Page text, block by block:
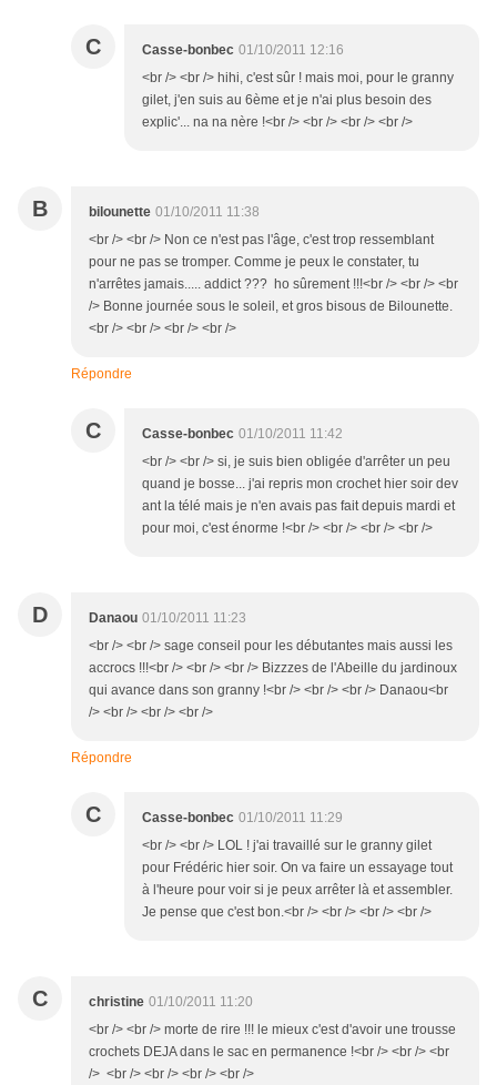
C Casse-bonbec 01/10/2011 12:16
<br /> <br /> hihi, c'est sûr ! mais moi, pour le granny
gilet, j'en suis au 6ème et je n'ai plus besoin des
explic'... na na nère !<br /> <br /> <br /> <br />
B bilounette 01/10/2011 11:38
<br /> <br /> Non ce n'est pas l'âge, c'est trop ressemblant
pour ne pas se tromper. Comme je peux le constater, tu
n'arrêtes jamais..... addict ??? ho sûrement !!!<br /> <br /> <br
/> Bonne journée sous le soleil, et gros bisous de Bilounette.
<br /> <br /> <br /> <br />
Répondre
C Casse-bonbec 01/10/2011 11:42
<br /> <br /> si, je suis bien obligée d'arrêter un peu
quand je bosse... j'ai repris mon crochet hier soir dev
ant la télé mais je n'en avais pas fait depuis mardi et
pour moi, c'est énorme !<br /> <br /> <br /> <br />
D Danaou 01/10/2011 11:23
<br /> <br /> sage conseil pour les débutantes mais aussi les
accrocs !!!<br /> <br /> <br /> Bizzzes de l'Abeille du jardinoux
qui avance dans son granny !<br /> <br /> <br /> Danaou<br
/> <br /> <br /> <br />
Répondre
C Casse-bonbec 01/10/2011 11:29
<br /> <br /> LOL ! j'ai travaillé sur le granny gilet
pour Frédéric hier soir. On va faire un essayage tout
à l'heure pour voir si je peux arrêter là et assembler.
Je pense que c'est bon.<br /> <br /> <br /> <br />
C christine 01/10/2011 11:20
<br /> <br /> morte de rire !!! le mieux c'est d'avoir une trousse
crochets DEJA dans le sac en permanence !<br /> <br /> <br
/> <br /> <br /> <br /> <br />